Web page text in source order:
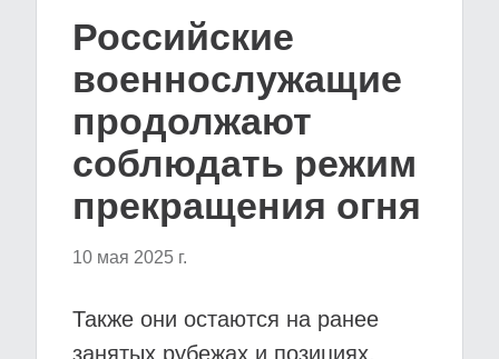
Российские
военнослужащие
продолжают
соблюдать режим
прекращения огня
10 мая 2025 г.
Также они остаются на ранее
занятых рубежах и позициях,